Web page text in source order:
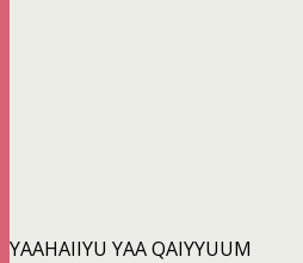
YAAHAIIYU YAA QAIYYUUM